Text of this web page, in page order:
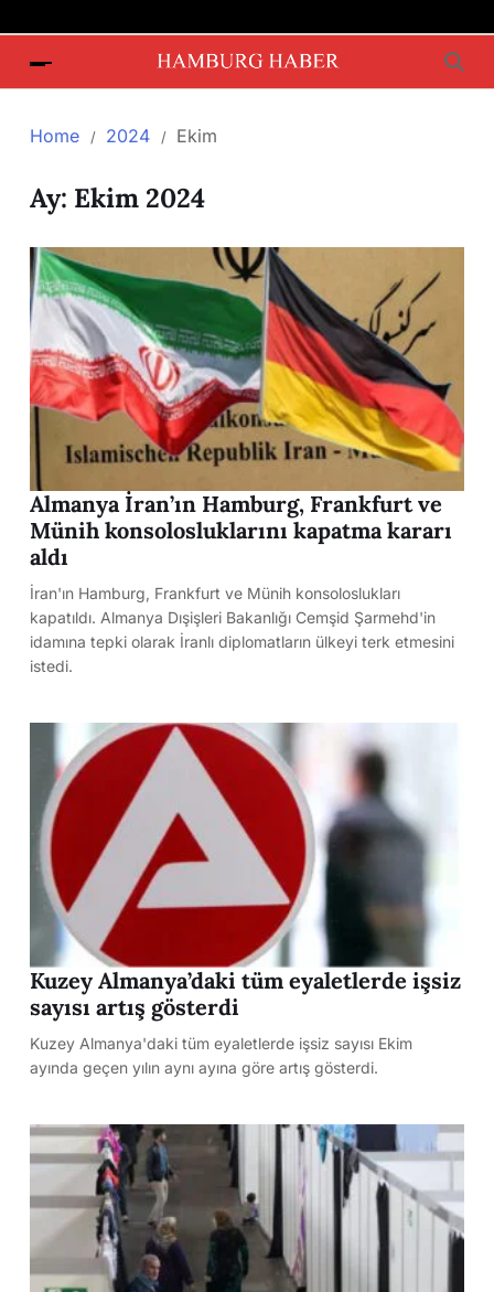
Home 2024 Ekim
Ay: Ekim 2024
Almanya İran’ın Hamburg, Frankfurt ve
Münih konsolosluklarını kapatma kararı
aldı
İran'ın Hamburg, Frankfurt ve Münih konsoloslukları
kapatıldı. Almanya Dışişleri Bakanlığı Cemşid Şarmehd'in
idamına tepki olarak İranlı diplomatların ülkeyi terk etmesini
istedi.
Kuzey Almanya’daki tüm eyaletlerde işsiz
sayısı artış gösterdi
Kuzey Almanya'daki tüm eyaletlerde işsiz sayısı Ekim
ayında geçen yılın aynı ayına göre artış gösterdi.